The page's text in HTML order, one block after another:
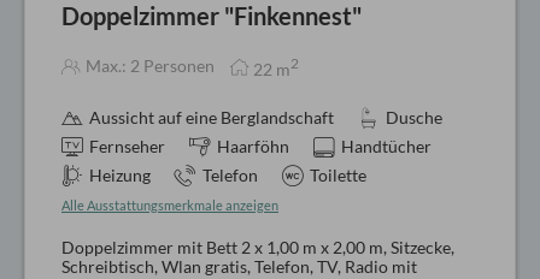
Doppelzimmer "Finkennest"
Max.: 2 Personen 22 m2
Aussicht auf eine Berglandschaft
Dusche
Fernseher
Haarföhn
Handtücher
Heizung
Telefon Toilette
Alle Ausstattungsmerkmale anzeigen
Doppelzimmer mit Bett 2 x 1,00 m x 2,00 m, Sitzecke,
Schreibtisch, Wlan gratis, Telefon, TV, Radio mit